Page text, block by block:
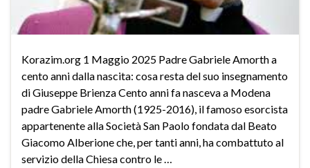
Korazim.org 1 Maggio 2025 Padre Gabriele Amorth a
cento anni dalla nascita: cosa resta del suo insegnamento
di Giuseppe Brienza Cento anni fa nasceva a Modena
padre Gabriele Amorth (1925-2016), il famoso esorcista
appartenente alla Società San Paolo fondata dal Beato
Giacomo Alberione che, per tanti anni, ha combattuto al
servizio della Chiesa contro le …